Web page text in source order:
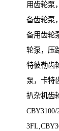
用齿轮泵
备齿轮泵
备用齿轮
轮泵，压
特彼勒齿
泵，卡特
扒杂机齿
CBY3100/